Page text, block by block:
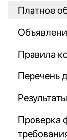
Платное
Правила
Перечень
Проверка